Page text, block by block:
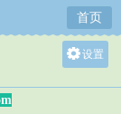
首页
设置